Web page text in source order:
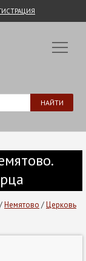
/Немятово /Церковь